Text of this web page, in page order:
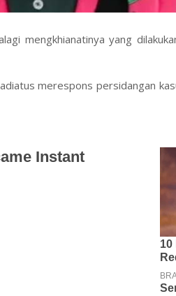
mengkhianatinya yang
merespons persidangan